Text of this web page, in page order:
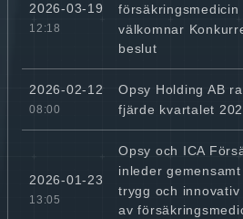
2026-03-19
12:18
försäkringsmedicin
välkomnar
beslut
2026-02-12
08:00
Opsy Holding AB
fjärde kvartalet
2026-01-23
13:05
Opsy och ICA
inleder
trygg och innovativ
av